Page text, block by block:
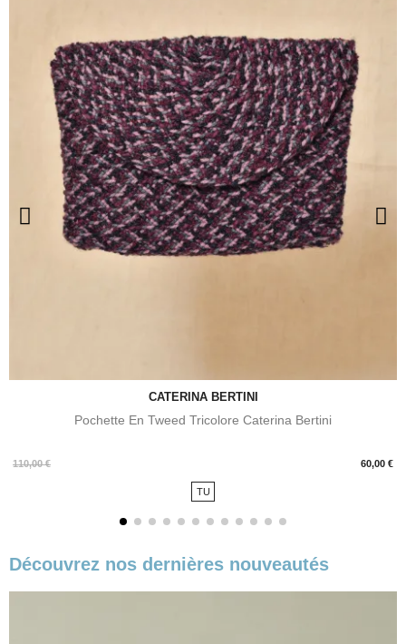
CATERINA BERTINI
Pochette En Tweed Tricolore Caterina Bertini
110,00 € 60,00 €
Prix
TU
Découvrez nos dernières nouveautés